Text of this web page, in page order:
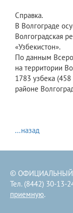
Справка.
В Волгограде
Волгоградская
«Узбекистон».
По данным
на территории
1783 узбека
районе
...назад
© ОФИЦИАЛЬНЫЙ
Тел. (8442) 30-13-
приемную.